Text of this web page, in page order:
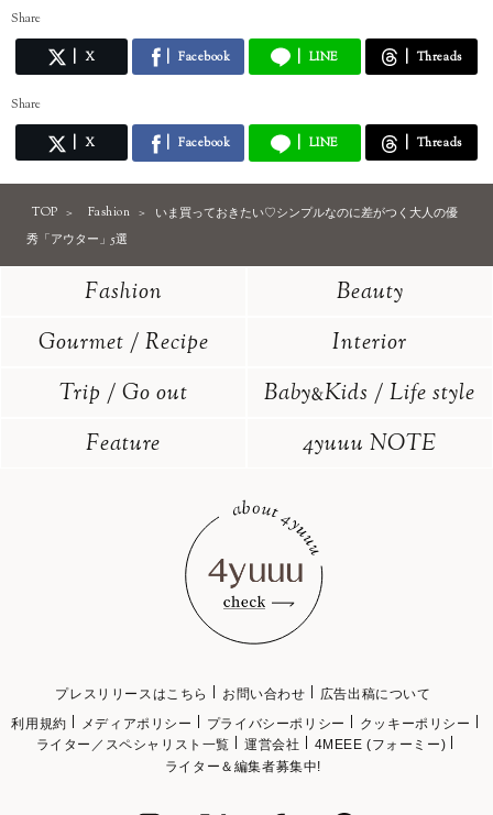
Share
X Facebook LINE Threads
Share
X Facebook LINE Threads
TOP Fashion
いま買っておきたい♡シンプルなのに差がつく大人の優
秀「アウター」5選
Fashion
Beauty
Gourmet / Recipe
Interior
Trip / Go out
Baby&Kids / Life style
Feature
4yuuu NOTE
プレスリリースはこちら お問い合わせ
広告出稿について
利用規約
メディアポリシー プライバシーポリシー
クッキーポリシー
ライター／スペシャリスト一覧
運営会社
4MEEE (フォーミー)
ライター＆編集者募集中!